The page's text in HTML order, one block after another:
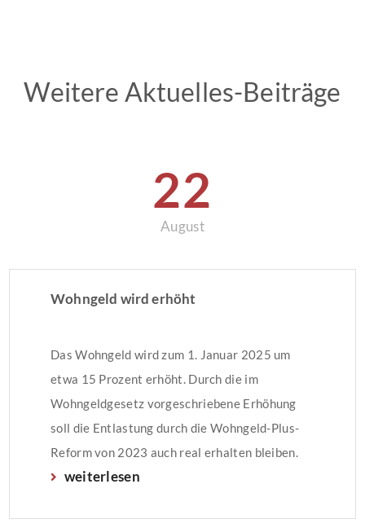
Weitere Aktuelles-Beiträge
22
August
Wohngeld wird erhöht
Das Wohngeld wird zum 1. Januar 2025 um
etwa 15 Prozent erhöht. Durch die im
Wohngeldgesetz vorgeschriebene Erhöhung
soll die Entlastung durch die Wohngeld-Plus-
Reform von 2023 auch real erhalten bleiben.
Ziel ist, dass Erwerbstätige sowie
weiterlesen